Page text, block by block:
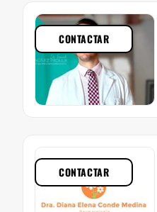
CONTACTAR
CONTACTAR